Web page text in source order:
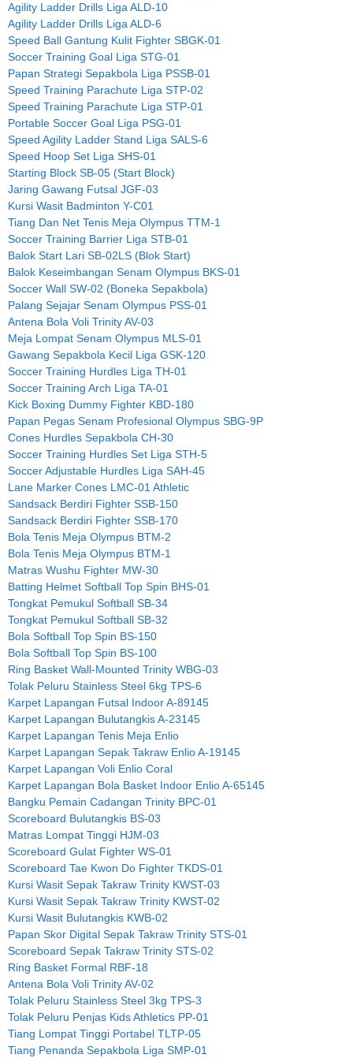
Agility Ladder Drills Liga ALD-10
Agility Ladder Drills Liga ALD-6
Speed Ball Gantung Kulit Fighter SBGK-01
Soccer Training Goal Liga STG-01
Papan Strategi Sepakbola Liga PSSB-01
Speed Training Parachute Liga STP-02
Speed Training Parachute Liga STP-01
Portable Soccer Goal Liga PSG-01
Speed Agility Ladder Stand Liga SALS-6
Speed Hoop Set Liga SHS-01
Starting Block SB-05 (Start Block)
Jaring Gawang Futsal JGF-03
Kursi Wasit Badminton Y-C01
Tiang Dan Net Tenis Meja Olympus TTM-1
Soccer Training Barrier Liga STB-01
Balok Start Lari SB-02LS (Blok Start)
Balok Keseimbangan Senam Olympus BKS-01
Soccer Wall SW-02 (Boneka Sepakbola)
Palang Sejajar Senam Olympus PSS-01
Antena Bola Voli Trinity AV-03
Meja Lompat Senam Olympus MLS-01
Gawang Sepakbola Kecil Liga GSK-120
Soccer Training Hurdles Liga TH-01
Soccer Training Arch Liga TA-01
Kick Boxing Dummy Fighter KBD-180
Papan Pegas Senam Profesional Olympus SBG-9P
Cones Hurdles Sepakbola CH-30
Soccer Training Hurdles Set Liga STH-5
Soccer Adjustable Hurdles Liga SAH-45
Lane Marker Cones LMC-01 Athletic
Sandsack Berdiri Fighter SSB-150
Sandsack Berdiri Fighter SSB-170
Bola Tenis Meja Olympus BTM-2
Bola Tenis Meja Olympus BTM-1
Matras Wushu Fighter MW-30
Batting Helmet Softball Top Spin BHS-01
Tongkat Pemukul Softball SB-34
Tongkat Pemukul Softball SB-32
Bola Softball Top Spin BS-150
Bola Softball Top Spin BS-100
Ring Basket Wall-Mounted Trinity WBG-03
Tolak Peluru Stainless Steel 6kg TPS-6
Karpet Lapangan Futsal Indoor A-89145
Karpet Lapangan Bulutangkis A-23145
Karpet Lapangan Tenis Meja Enlio
Karpet Lapangan Sepak Takraw Enlio A-19145
Karpet Lapangan Voli Enlio Coral
Karpet Lapangan Bola Basket Indoor Enlio A-65145
Bangku Pemain Cadangan Trinity BPC-01
Scoreboard Bulutangkis BS-03
Matras Lompat Tinggi HJM-03
Scoreboard Gulat Fighter WS-01
Scoreboard Tae Kwon Do Fighter TKDS-01
Kursi Wasit Sepak Takraw Trinity KWST-03
Kursi Wasit Sepak Takraw Trinity KWST-02
Kursi Wasit Bulutangkis KWB-02
Papan Skor Digital Sepak Takraw Trinity STS-01
Scoreboard Sepak Takraw Trinity STS-02
Ring Basket Formal RBF-18
Antena Bola Voli Trinity AV-02
Tolak Peluru Stainless Steel 3kg TPS-3
Tolak Peluru Penjas Kids Athletics PP-01
Tiang Lompat Tinggi Portabel TLTP-05
Tiang Penanda Sepakbola Liga SMP-01